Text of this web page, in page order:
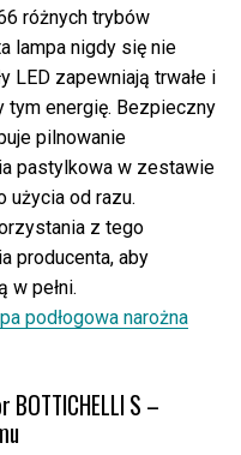
różnych trybów
lampa nigdy się nie
LED zapewniają trwałe i
tym energię. Bezpieczny
pilnowanie
pastylkowa w zestawie
użycia od razu.
z tego
producenta, aby
w pełni.
podłogowa narożna
S –